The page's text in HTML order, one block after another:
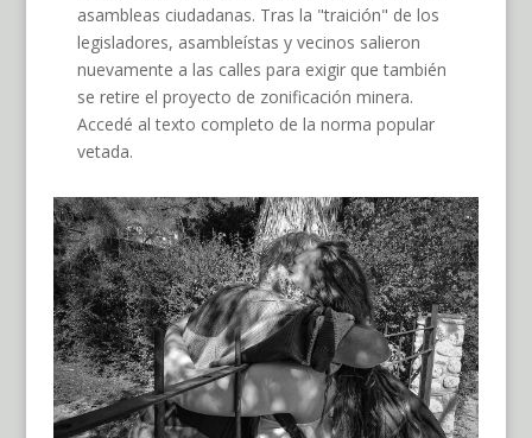
asambleas ciudadanas. Tras la "traición" de los
legisladores, asambleístas y vecinos salieron
nuevamente a las calles para exigir que también
se retire el proyecto de zonificación minera.
Accedé al texto completo de la norma popular
vetada.